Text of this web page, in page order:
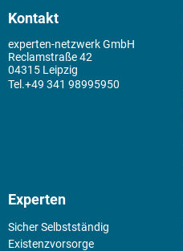
Kontakt
experten-netzwerk GmbH
Reclamstraße 42
04315 Leipzig
+49 341 98995950
Experten
Sicher Selbstständig
Existenz­vorsorge